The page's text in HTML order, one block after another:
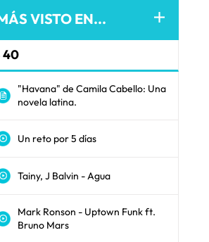
VISTO EN...
40
"Havana" de Camila Cabello: Una
novela latina.
Un reto por 5 días
Tainy, J Balvin - Agua
Mark Ronson - Uptown Funk ft.
Bruno Mars